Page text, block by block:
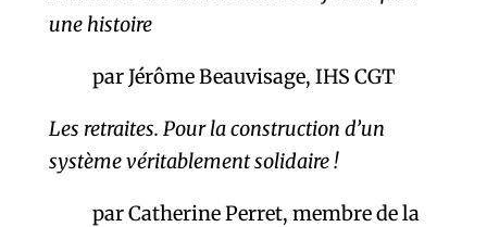
une histoire
par Jérôme Beauvisage, IHS CGT
Les retraites. Pour la construction d’un
système véritablement solidaire !
par Catherine Perret, membre de la